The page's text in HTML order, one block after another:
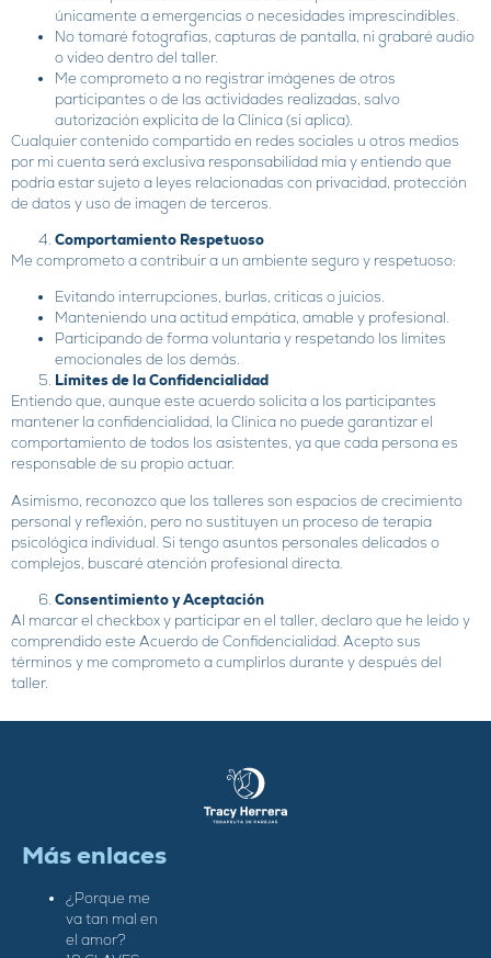
únicamente a emergencias o necesidades imprescindibles.
No tomaré fotografías, capturas de pantalla, ni grabaré audio
o video dentro del taller.
Me comprometo a no registrar imágenes de otros
participantes o de las actividades realizadas, salvo
autorización explícita de la Clínica (si aplica).
Cualquier contenido compartido en redes sociales u otros medios
por mi cuenta será exclusiva responsabilidad mía y entiendo que
podría estar sujeto a leyes relacionadas con privacidad, protección
de datos y uso de imagen de terceros.
Comportamiento Respetuoso
Me comprometo a contribuir a un ambiente seguro y respetuoso:
Evitando interrupciones, burlas, críticas o juicios.
Manteniendo una actitud empática, amable y profesional.
Participando de forma voluntaria y respetando los límites
emocionales de los demás.
Límites de la Confidencialidad
Entiendo que, aunque este acuerdo solicita a los participantes
mantener la confidencialidad, la Clínica no puede garantizar el
comportamiento de todos los asistentes, ya que cada persona es
responsable de su propio actuar.
Asimismo, reconozco que los talleres son espacios de crecimiento
personal y reflexión, pero no sustituyen un proceso de terapia
psicológica individual. Si tengo asuntos personales delicados o
complejos, buscaré atención profesional directa.
Consentimiento y Aceptación
Al marcar el checkbox y participar en el taller, declaro que he leído y
comprendido este Acuerdo de Confidencialidad. Acepto sus
términos y me comprometo a cumplirlos durante y después del
taller.
Más enlaces
¿Porque me
va tan mal en
el amor?